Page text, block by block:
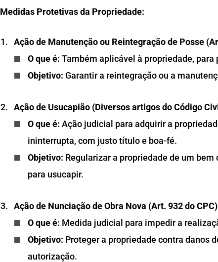
Medidas Protetivas da Propriedade:
Ação de Manutenção ou Reintegração de Posse
O que é: Também aplicável à propriedade,
Objetivo: Garantir a reintegração ou a
Ação de Usucapião (Diversos artigos do Código
O que é: Ação judicial para adquirir a
ininterrupta, com justo título e boa-fé.
Objetivo: Regularizar a propriedade de um
para usucapir.
Ação de Nunciação de Obra Nova (Art. 932 do
O que é: Medida judicial para impedir a
Objetivo: Proteger a propriedade contra danos
autorização.